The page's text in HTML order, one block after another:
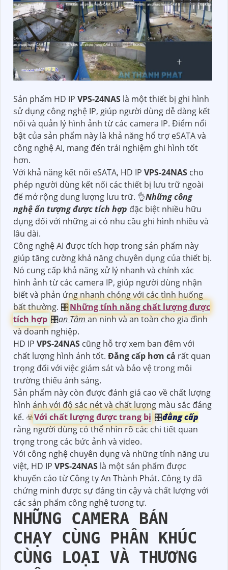
Sản phẩm HD IP VPS-24NAS là một thiết bị ghi hình
sử dụng công nghệ IP, giúp người dùng dễ dàng kết
nối và quản lý hình ảnh từ các camera IP. Điểm nổi
bật của sản phẩm này là khả năng hổ trợ eSATA và
công nghệ AI, mang đến trải nghiệm ghi hình tốt
hơn.
Với khả năng kết nối eSATA, HD IP VPS-24NAS cho
phép người dùng kết nối các thiết bị lưu trữ ngoài
để mở rộng dung lượng lưu trữ. 👌Những công
nghệ ấn tượng được tích hợp đặc biệt nhiều hữu
dụng đối với những ai có nhu cầu ghi hình nhiều và
lâu dài.
Công nghệ AI được tích hợp trong sản phẩm này
giúp tăng cường khả năng chuyên dụng của thiết bị.
Nó cung cấp khả năng xử lý nhanh và chính xác
hình ảnh từ các camera IP, giúp người dùng nhận
biết và phản ứng nhanh chóng với các tình huống
bất thường. 🎛Những tính năng chất lượng được
tích hợp 🎛an Tâman ninh và an toàn cho gia đình
và doanh nghiệp.
HD IP VPS-24NAS cũng hỗ trợ xem ban đêm với
chất lượng hình ảnh tốt. Đẳng cấp hơn cả rất quan
trọng đối với việc giám sát và bảo vệ trong môi
trường thiếu ánh sáng.
Sản phẩm này còn được đánh giá cao về chất lượng
hình ảnh với độ sắc nét và chất lượng màu sắc đáng
kể. ☣️Với chất lượng được trang bị 🎛đẳng cấp
rằng người dùng có thể nhìn rõ các chi tiết quan
trọng trong các bức ảnh và video.
Với công nghệ chuyên dụng và những tính năng ưu
việt, HD IP VPS-24NAS là một sản phẩm được
khuyến cáo từ Công ty An Thành Phát. Công ty đã
chứng minh được sự đáng tin cậy và chất lượng với
các sản phẩm công nghệ tương tự.
NHỮNG CAMERA BÁN
CHẠY CÙNG PHÂN KHÚC
CÙNG LOẠI VÀ THƯƠNG